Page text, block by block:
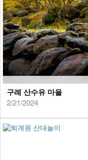
구례 산수유 마을
2/21/2024